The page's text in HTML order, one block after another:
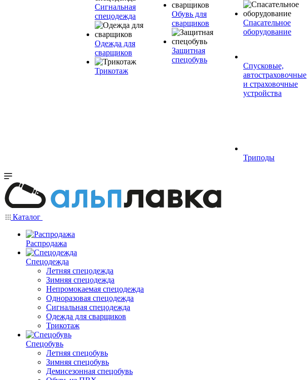
Сигнальная
спецодежда
Одежда для
сварщиков
Трикотаж
Обувь для
сварщиков
Защитная
спецобувь
Спасательное
оборудование
Спусковые,
автостраховочные
и страховочные
устройства
Триподы
Каталог
Распродажа
Спецодежда
Летняя спецодежда
Зимняя спецодежда
Непромокаемая спецодежда
Одноразовая спецодежда
Сигнальная спецодежда
Одежда для сварщиков
Трикотаж
Спецобувь
Летняя спецобувь
Зимняя спецобувь
Демисезонная спецобувь